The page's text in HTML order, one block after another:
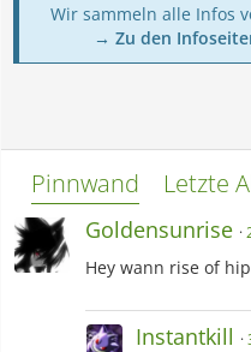
Wir sammeln alle Infos
→ Zu den
Pinnwand Letzte
Goldensunrise
Hey wann rise of
Instantkill